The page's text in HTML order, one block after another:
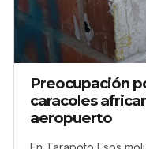
Preocupación
caracoles
aeropuerto